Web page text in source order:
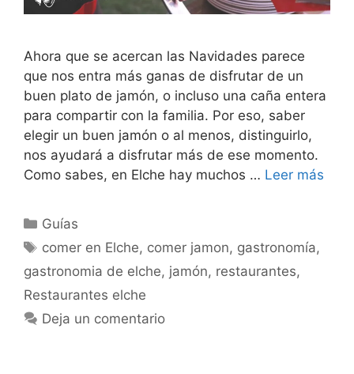
Ahora que se acercan las Navidades parece
que nos entra más ganas de disfrutar de un
buen plato de jamón, o incluso una caña entera
para compartir con la familia. Por eso, saber
elegir un buen jamón o al menos, distinguirlo,
nos ayudará a disfrutar más de ese momento.
Como sabes, en Elche hay muchos … Leer más
Categorías
Guías
Etiquetas
comer en Elche, comer jamon, gastronomía,
gastronomia de elche, jamón, restaurantes,
Restaurantes elche
Deja un comentario